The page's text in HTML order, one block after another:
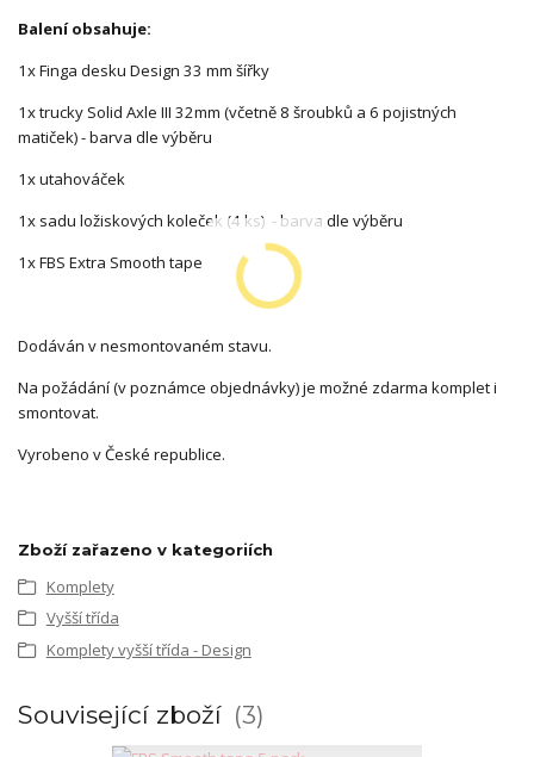
Balení obsahuje:
1x Finga desku Design 33 mm šířky
1x trucky Solid Axle III 32mm (včetně 8 šroubků a 6 pojistných
matiček) - barva dle výběru
1x utahováček
1x sadu ložiskových koleček (4 ks) - barva dle výběru
1x FBS Extra Smooth tape
Dodáván v nesmontovaném stavu.
Na požádání (v poznámce objednávky) je možné zdarma komplet i
smontovat.
Vyrobeno v České republice.
Zboží zařazeno v kategoriích
Komplety
Vyšší třída
Komplety vyšší třída - Design
Související zboží 3